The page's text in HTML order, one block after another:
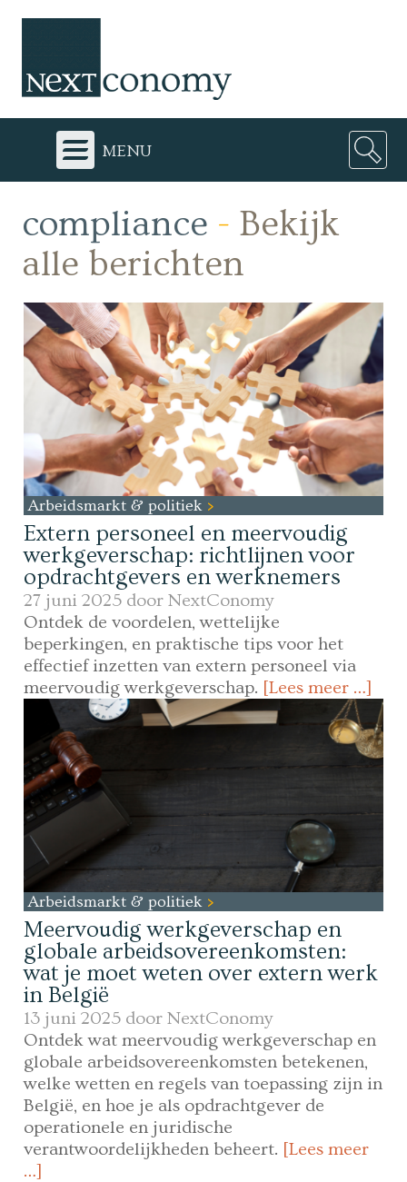
menu
compliance - Bekijk
alle berichten
Arbeidsmarkt & politiek
Extern personeel en meervoudig
werkgeverschap: richtlijnen voor
opdrachtgevers en werknemers
27 juni 2025 doorNextConomy
Ontdek de voordelen, wettelijke
beperkingen, en praktische tips voor het
effectief inzetten van extern personeel via
meervoudig werkgeverschap. [Lees meer …]
Arbeidsmarkt & politiek
Meervoudig werkgeverschap en
globale arbeidsovereenkomsten:
wat je moet weten over extern werk
in België
13 juni 2025 doorNextConomy
Ontdek wat meervoudig werkgeverschap en
globale arbeidsovereenkomsten betekenen,
welke wetten en regels van toepassing zijn in
België, en hoe je als opdrachtgever de
operationele en juridische
verantwoordelijkheden beheert. [Lees meer
…]